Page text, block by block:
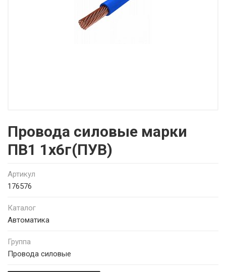
Провода силовые марки
ПВ1 1х6г(ПУВ)
Артикул
176576
Каталог
Автоматика
Группа
Провода силовые